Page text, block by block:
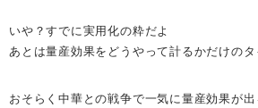
いや？すでに実用化の粋だよ
あとは量産効果をどうやって計るかだけの
おそらく中華との戦争で一気に量産効果が出